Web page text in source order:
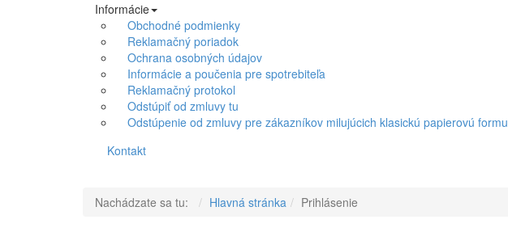
Informácie
Obchodné podmienky
Reklamačný poriadok
Ochrana osobných údajov
Informácie a poučenia pre spotrebiteľa
Reklamačný protokol
Odstúpiť od zmluvy tu
Odstúpenie od zmluvy pre zákazníkov milujúcich klasickú papierovú formu
Kontakt
Nachádzate sa tu: Hlavná stránka Prihlásenie